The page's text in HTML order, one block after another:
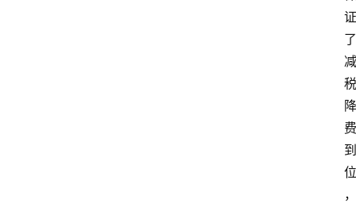
证
了
减
税
降
费
到
位
，